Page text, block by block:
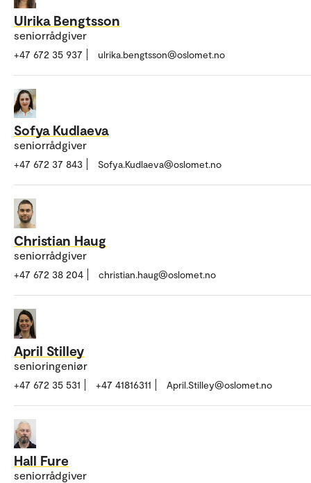
Ulrika Bengtsson
seniorrådgiver
+47 672 35 937 ulrika.bengtsson@oslomet.no
Sofya Kudlaeva
seniorrådgiver
+47 672 37 843 Sofya.Kudlaeva@oslomet.no
Christian Haug
seniorrådgiver
+47 672 38 204 christian.haug@oslomet.no
April Stilley
senioringeniør
+47 672 35 531 +47 41816311 April.Stilley@oslomet.no
Hall Fure
seniorrådgiver